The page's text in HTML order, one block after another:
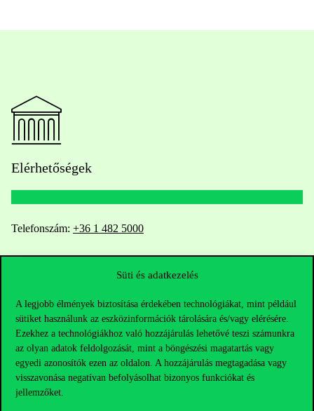
Süti és adatkezelés
A legjobb élmények biztosítása érdekében technológiákat, mint például
sütiket használunk az eszközinformációk tárolására és/vagy elérésére.
Ezekhez a technológiákhoz való hozzájárulás lehetővé teszi számunkra
az olyan adatok feldolgozását, mint a böngészési magatartás vagy
egyedi azonosítók ezen az oldalon. A hozzájárulás megtagadása vagy
visszavonása negatívan befolyásolhat bizonyos funkciókat és
jellemzőket.
Elérhetőségek
Telefonszám: +36 1 482 5000
HUB jelenlegi hallgatóinknak
Sajtó:press@uni-corvinus.hu